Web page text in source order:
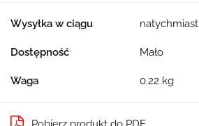
Wysyłka w ciągu natychmiast
Dostępność Mało
Waga 0.22 kg